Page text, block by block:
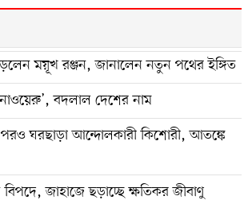
ময়ূখ রঞ্জন, জানালেন নতুন পথের ইঙ্গিত
বদলাল দেশের নাম
পরও ঘরছাড়া আন্দোলকারী কিশোরী, আতঙ্কে
জাহাজে ছড়াচ্ছে ক্ষতিকর জীবাণু